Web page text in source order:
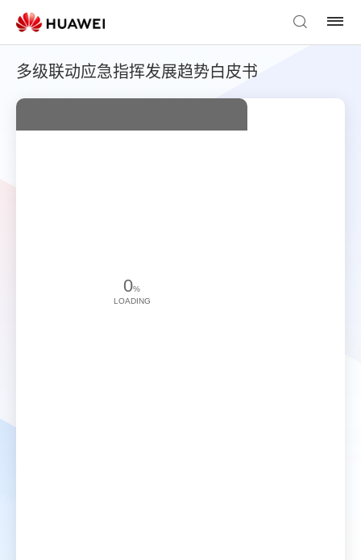
多级联动应急指挥发展趋势白皮书
0%
LOADING